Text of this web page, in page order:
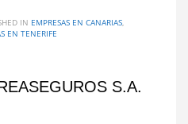
IN EMPRESAS EN CANARIAS,
EN TENERIFE
S.A.